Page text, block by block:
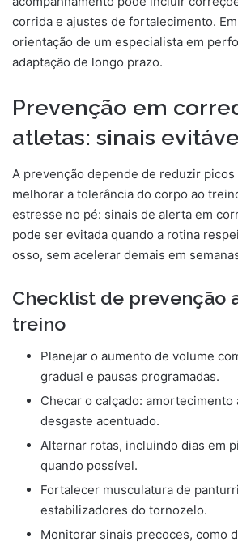
corrida e ajustes de fortalecimento.
orientação de um especialista em
adaptação de longo prazo.
Prevenção em
atletas: sinais
A prevenção depende de reduzir picos
melhorar a tolerância do corpo ao
estresse no pé: sinais de alerta em
pode ser evitada quando a rotina
osso, sem acelerar demais em
Checklist de prevenção
treino
Planejar o aumento de volume
gradual e pausas programadas.
Checar o calçado: amortecimento
desgaste acentuado.
Alternar rotas, incluindo dias em
quando possível.
Fortalecer musculatura de
estabilizadores do tornozelo.
Monitorar sinais precoces, como